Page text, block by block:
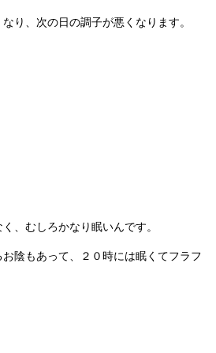
り、次の日の調子が悪くなります。
、むしろかなり眠いんです。
陰もあって、２０時には眠くてフラフ